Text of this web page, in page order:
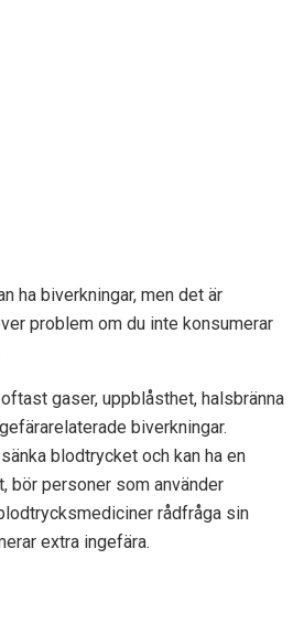
ha biverkningar, men det är
problem om du inte konsumerar
gaser, uppblåsthet, halsbränna
biverkningar.
blodtrycket och kan ha en
bör personer som använder
rådfråga sin
extra ingefära.